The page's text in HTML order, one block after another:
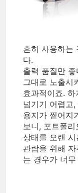
흔히 사용하는
다.
출력 품질만
그대로 노출시
효과적이죠.
넘기기 어렵고
용지가 찥어지
보니, 포트폴
상태를 오랜
관람을 위해
는 경우가 너